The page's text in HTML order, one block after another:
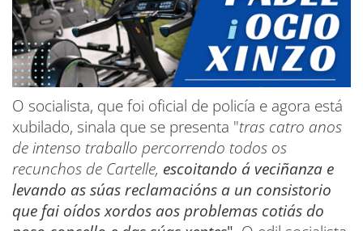
O socialista, que foi oficial de policía e agora está
xubilado, sinala que se presenta "tras catro anos
de intenso traballo percorrendo todos os
recunchos de Cartelle, escoitando á veciñanza e
levando as súas reclamacións a un consistorio
que fai oídos xordos aos problemas cotiás do